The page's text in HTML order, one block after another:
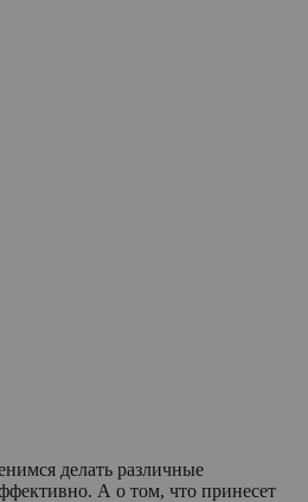
делать различные
А о том, что принесет